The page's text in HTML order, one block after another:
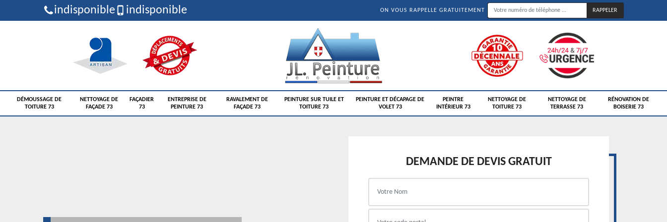
indisponible indisponible ON VOUS RAPPELLE GRATUITEMENT
DÉMOUSSAGE DE
TOITURE 73
NETTOYAGE DE
FAÇADE 73
FAÇADIER
73
ENTREPRISE DE
PEINTURE 73
RAVALEMENT DE
FAÇADE 73
PEINTURE SUR TUILE ET
TOITURE 73
PEINTURE ET DÉCAPAGE DE
VOLET 73
PEINTRE
INTÉRIEUR 73
NETTOYAGE DE
TOITURE 73
NETTOYAGE DE
TERRASSE 73
RÉNOVATION DE
BOISERIE 73
DEMANDE DE DEVIS GRATUIT